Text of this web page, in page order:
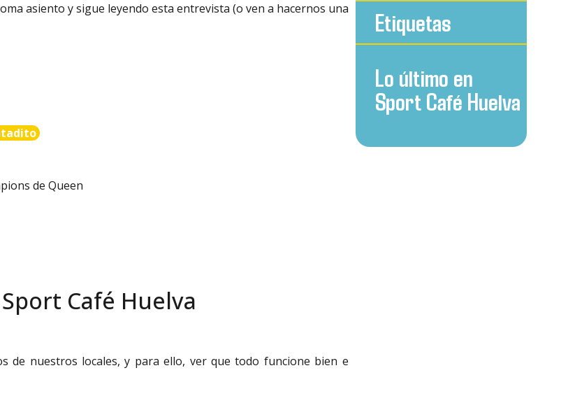
asiento y sigue leyendo esta entrevista (o ven a hacernos una
de Queen
Café Huelva
de nuestros locales, y para ello, ver que todo funcione bien e
Etiquetas
Lo último en
Sport Café Huelva